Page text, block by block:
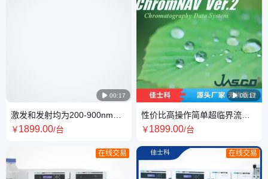
 00:17
激发和发射均为200-900nm超
临界流体色谱 规格齐全 品质保
￥1899.00/台
在线交易
 00:17
性价比高操作简单超临界流体
色谱 经久耐用 服务优良
￥1899.00/台
在线交易